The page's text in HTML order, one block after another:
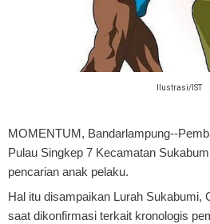
Ilustrasi/IST
MOMENTUM, Bandarlampung--
Pulau Singkep 7 Kecamatan
pencarian anak pelaku.
Hal itu disampaikan Lurah Sukabumi,
saat dikonfirmasi terkait kronologis